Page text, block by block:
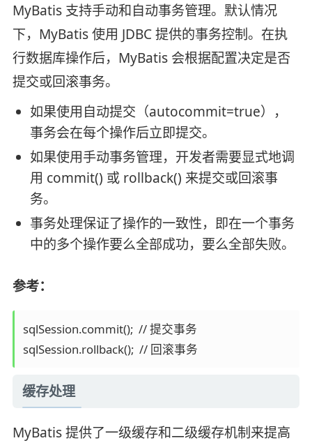
MyBatis 支持手动和自动事务管理。默认情况
下，MyBatis 使用 JDBC 提供的事务控制。在执
行数据库操作后，MyBatis 会根据配置决定是否
提交或回滚事务。
如果使用自动提交（autocommit=true），
事务会在每个操作后立即提交。
如果使用手动事务管理，开发者需要显式地调
用 commit() 或 rollback() 来提交或回滚事
务。
事务处理保证了操作的一致性，即在一个事务
中的多个操作要么全部成功，要么全部失败。
参考：
sqlSession.commit();  // 提交事务
sqlSession.rollback();  // 回滚事务
缓存处理
MyBatis 提供了一级缓存和二级缓存机制来提高